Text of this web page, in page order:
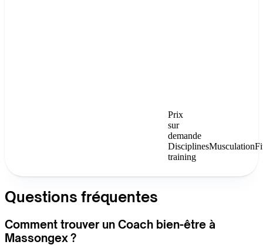
Prix
sur
demande
DisciplinesMusculation
training
Questions fréquentes
Comment trouver un Coach bien-être à
Massongex ?